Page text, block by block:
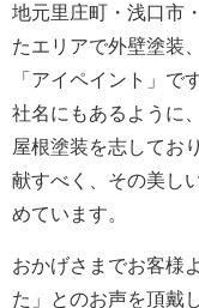
地元里庄町・浅口市
たエリアで外壁塗装
「アイペイント」です
社名にもあるように
屋根塗装を志してお
献すべく、その美し
めています。
おかげさまでお客様
た」とのお声を頂戴